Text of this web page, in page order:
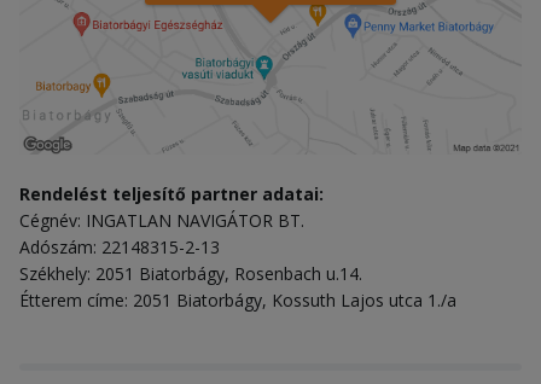
Rendelést teljesítő partner adatai:
Cégnév: INGATLAN NAVIGÁTOR BT.
Adószám: 22148315-2-13
Székhely: 2051 Biatorbágy, Rosenbach u.14.
Étterem címe: 2051 Biatorbágy, Kossuth Lajos utca 1./a